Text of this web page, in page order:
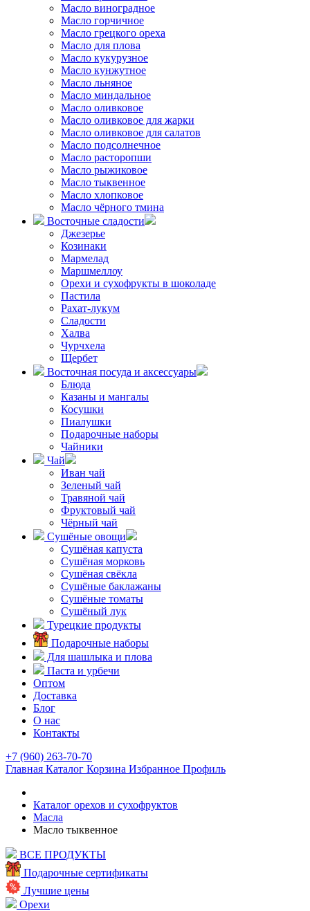
Масло виноградное
Масло горчичное
Масло грецкого ореха
Масло для плова
Масло кукурузное
Масло кунжутное
Масло льняное
Масло миндальное
Масло оливковое
Масло оливковое для жарки
Масло оливковое для салатов
Масло подсолнечное
Масло расторопши
Масло рыжиковое
Масло тыквенное
Масло хлопковое
Масло чёрного тмина
Восточные сладости
Джезерье
Козинаки
Мармелад
Маршмеллоу
Орехи и сухофрукты в шоколаде
Пастила
Рахат-лукум
Сладости
Халва
Чурчхела
Щербет
Восточная посуда и аксессуары
Блюда
Казаны и мангалы
Косушки
Пиалушки
Подарочные наборы
Чайники
Чай
Иван чай
Зеленый чай
Травяной чай
Фруктовый чай
Чёрный чай
Сушёные овощи
Сушёная капуста
Сушёная морковь
Сушёная свёкла
Сушёные баклажаны
Сушёные томаты
Сушёный лук
Турецкие продукты
Подарочные наборы
Для шашлыка и плова
Паста и урбечи
Оптом
Доставка
Блог
О нас
Контакты
+7 (960) 263-70-70
Главная Каталог Корзина Избранное Профиль
Каталог орехов и сухофруктов
Масла
Масло тыквенное
ВСЕ ПРОДУКТЫ
Подарочные сертификаты
Лучшие цены
Орехи